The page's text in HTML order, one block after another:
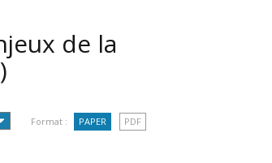
de la
Format : PAPER PDF